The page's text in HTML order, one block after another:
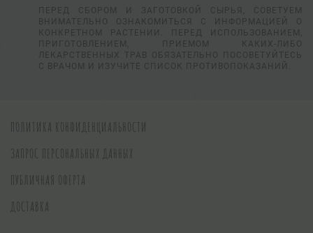
ПЕРЕД СБОРОМ И ЗАГОТОВКОЙ СЫРЬЯ, СОВЕТУЕМ
ВНИМАТЕЛЬНО ОЗНАКОМИТЬСЯ С ИНФОРМАЦИЕЙ О
КОНКРЕТНОМ РАСТЕНИИ. ПЕРЕД ИСПОЛЬЗОВАНИЕМ,
ПРИГОТОВЛЕНИЕМ, ПРИЕМОМ КАКИХ-ЛИБО
ЛЕКАРСТВЕННЫХ ТРАВ ОБЯЗАТЕЛЬНО ПОСОВЕТУЙТЕСЬ
С ВРАЧОМ И ИЗУЧИТЕ СПИСОК ПРОТИВОПОКАЗАНИЙ.
ПОЛИТИКА КОНФИДЕНЦИАЛЬНОСТИ
ЗАПРОС ПЕРСОНАЛЬНЫХ ДАННЫХ
ПУБЛИЧНАЯ ОФЕРТА
ДОСТАВКА